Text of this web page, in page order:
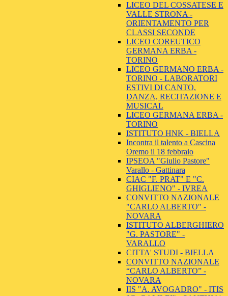
LICEO DEL COSSATESE E
VALLE STRONA -
ORIENTAMENTO PER
CLASSI SECONDE
LICEO COREUTICO
GERMANA ERBA -
TORINO
LICEO GERMANO ERBA -
TORINO - LABORATORI
ESTIVI DI CANTO,
DANZA, RECITAZIONE E
MUSICAL
LICEO GERMANA ERBA -
TORINO
ISTITUTO HNK - BIELLA
Incontra il talento a Cascina
Oremo il 18 febbraio
IPSEOA "Giulio Pastore"
Varallo - Gattinara
CIAC "F. PRAT" E "C.
GHIGLIENO" - IVREA
CONVITTO NAZIONALE
"CARLO ALBERTO" -
NOVARA
ISTITUTO ALBERGHIERO
"G. PASTORE" -
VARALLO
CITTA' STUDI - BIELLA
CONVITTO NAZIONALE
“CARLO ALBERTO” -
NOVARA
IIS "A. AVOGADRO" - ITIS